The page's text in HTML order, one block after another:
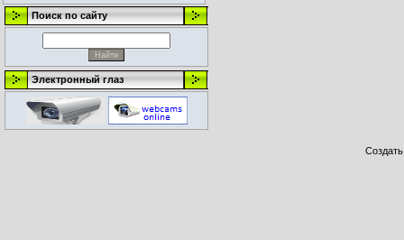
Поиск по сайту
Электронный глаз